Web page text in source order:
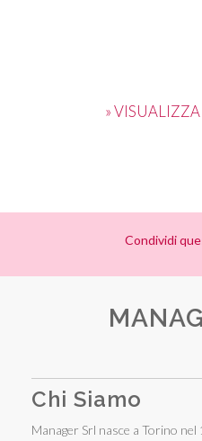
» VISUALIZZA
Condividi
Chi Siamo
Manager Srl nasce a Torino